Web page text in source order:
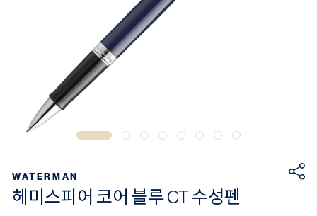
WATERMAN
헤미스피어 코어 블루 CT 수성펜